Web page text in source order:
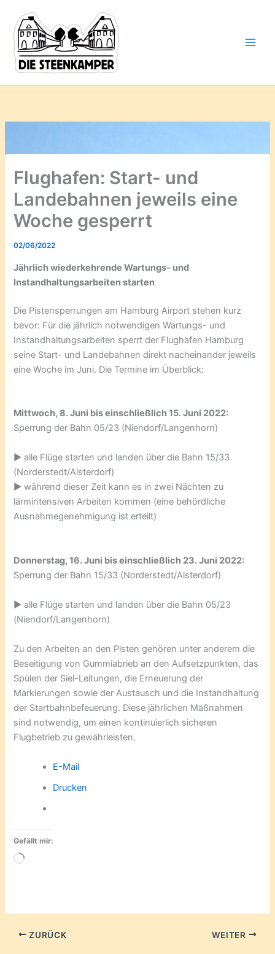
Inhalt
springen
Flughafen: Start- und
Landebahnen jeweils eine
Woche gesperrt
02/06/2022
Jährlich wiederkehrende Wartungs- und
Instandhaltungsarbeiten starten
Die Pistensperrungen am Hamburg Airport stehen kurz
bevor: Für die jährlich notwendigen Wartungs- und
Instandhaltungsarbeiten sperrt der Flughafen Hamburg
seine Start- und Landebahnen direkt nacheinander jeweils
eine Woche im Juni. Die Termine im Überblick:
Mittwoch, 8. Juni bis einschließlich 15. Juni 2022:
Sperrung der Bahn 05/23 (Niendorf/Langenhorn)
► alle Flüge starten und landen über die Bahn 15/33
(Norderstedt/Alsterdorf)
► während dieser Zeit kann es in zwei Nächten zu
lärmintensiven Arbeiten kommen (eine behördliche
Ausnahmegenehmigung ist erteilt)
Donnerstag, 16. Juni bis einschließlich 23. Juni 2022:
Sperrung der Bahn 15/33 (Norderstedt/Alsterdorf)
► alle Flüge starten und landen über die Bahn 05/23
(Niendorf/Langenhorn)
Zu den Arbeiten an den Pisten gehören unter anderem die
Beseitigung von Gummiabrieb an den Aufsetzpunkten, das
Spülen der Siel-Leitungen, die Erneuerung der
Markierungen sowie der Austausch und die Instandhaltung
der Startbahnbefeuerung. Diese jährlichen Maßnahmen
sind notwendig, um einen kontinuierlich sicheren
Flugbetrieb zu gewährleisten.
E-Mail
Drucken
Gefällt mir:
Wird
ZURÜCK WEITER
deine
Mail-
Adresse
ein ...